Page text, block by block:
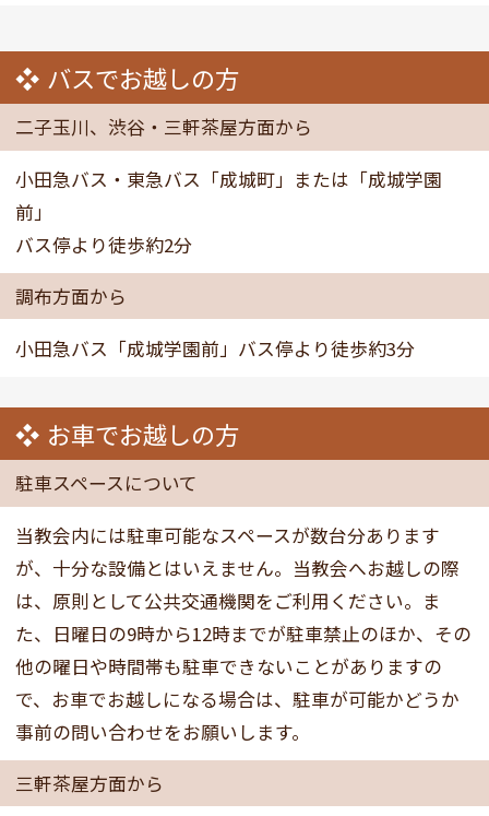
バスでお越しの方
二子玉川、渋谷・三軒茶屋方面から
小田急バス・東急バス「成城町」または「成城学園
前」
バス停より徒歩約2分
調布方面から
小田急バス「成城学園前」バス停より徒歩約3分
お車でお越しの方
駐車スペースについて
当教会内には駐車可能なスペースが数台分あります
が、十分な設備とはいえません。当教会へお越しの際
は、原則として公共交通機関をご利用ください。ま
た、日曜日の9時から12時までが駐車禁止のほか、その
他の曜日や時間帯も駐車できないことがありますの
で、お車でお越しになる場合は、駐車が可能かどうか
事前の問い合わせをお願いします。
三軒茶屋方面から